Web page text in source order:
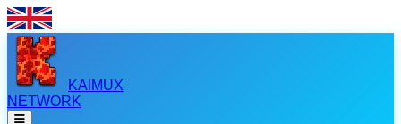
KAIMUX
NETWORK